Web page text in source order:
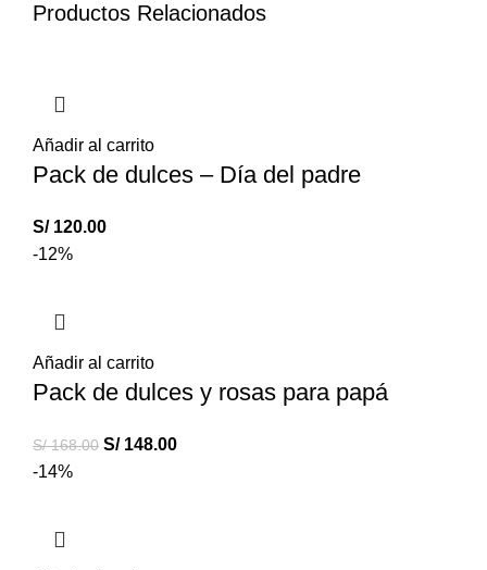
Productos Relacionados
Añadir al carrito
Pack de dulces – Día del padre
S/ 120.00
-12%
Añadir al carrito
Pack de dulces y rosas para papá
S/168.00 S/ 148.00
-14%